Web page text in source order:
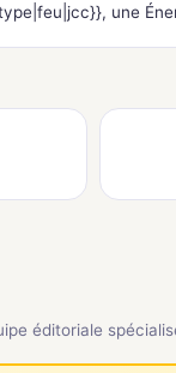
une
éditoriale